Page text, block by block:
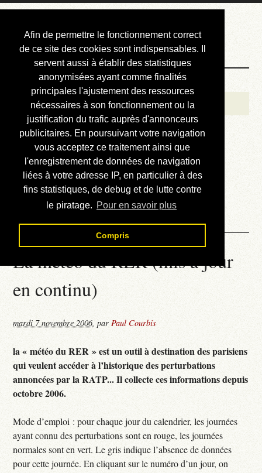
Afin de permettre le fonctionnement correct
de ce site des cookies sont indispensables. Il
servent aussi à établir des statistiques
anonymisées ayant comme finalités
principales l'ajustement des ressources
nécessaires à son fonctionnement ou la
justification du trafic auprès d'annonceurs
publicitaires. En poursuivant votre navigation
vous acceptez ce traitement ainsi que
l'enregistrement de données de navigation
liées à votre adresse IP, en particulier à des
fins statistiques, de debug et de lutte contre
le piratage. Pour en savoir plus
Compris
Courbis, « LE »
Blog Officiel
Bienvenue
Réalisations
Divers (et d’été)
Annonces
Liens externes
Téléchargement
Contact
La météo du RER (mis à jour
en continu)
mardi 7 novembre 2006,parPaul Courbis
la « météo du RER » est un outil à destination des parisiens
qui veulent accéder à l’historique des perturbations
annoncées par la RATP... Il collecte ces informations depuis
octobre 2006.
Mode d’emploi : pour chaque jour du calendrier, les journées
ayant connu des perturbations sont en rouge, les journées
normales sont en vert. Le gris indique l’absence de données
pour cette journée. En cliquant sur le numéro d’un jour, on